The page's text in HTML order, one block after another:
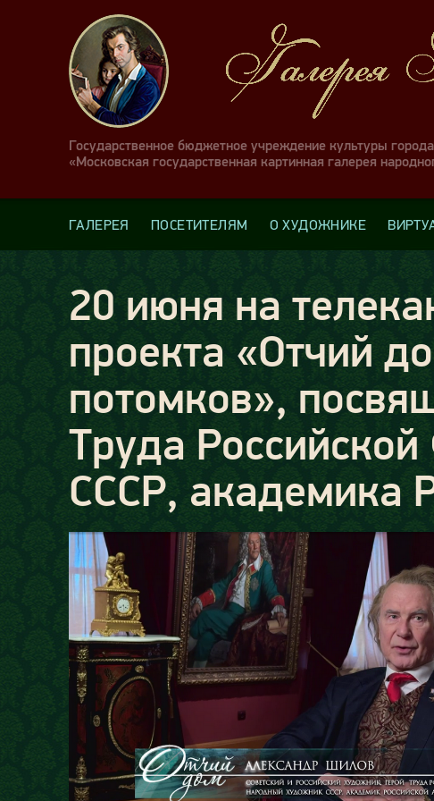
Государственное бюджетное учреждение культуры
«Московская государственная картинная галерея
ГАЛЕРЕЯ ПОСЕТИТЕЛЯМ О ХУДОЖНИКЕ
20 июня на
проекта «Отчий
потомков»,
Труда
СССР,